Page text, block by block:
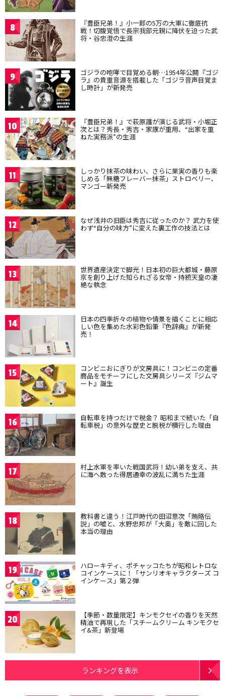
8 『豊臣兄弟！』小一郎の5万の大軍に徹底抗
戦！切腹覚悟で長宗我部元親に降伏を迫った武
将・谷忠澄の生涯
9 ゴジラの咆哮で目覚める朝…1954年公開『ゴジ
ラ』の貴重音源を搭載した「ゴジラ音声目覚ま
し時計」が新発売
10 『豊臣兄弟！』で萩原護が演じる武将・小堀正
次とは？秀長・秀吉・家康が重用、“出家を重
ねた実務派”の生涯
11 しっかり抹茶の味わい、さらに果実の香りも楽
しめる「無糖フレーバー抹茶」ストロベリー、
マンゴー新発売
12 なぜ浅井の旧臣は秀吉に従ったのか？ 武力を使
わず“自分の味方”に変えた裏工作の技法とは
13 世界遺産決定で脚光！日本初の巨大都城・藤原
京を創り上げた知られざる女帝・持統天皇の凄
絶な執念
14 日本の四季折々の植物や情景を描くことに相応
しい色を集めた水彩色鉛筆『色辞典』が新発
売！
15 コンビニおにぎりが文房具に！コンビニの定番
商品をモチーフにした文房具シリーズ『ジムマ
ート』誕生
16 自転車を持つだけで税金？ 昭和まで続いた「自
転車税」の意外な歴史と脱税が横行した理由
17 村上水軍を率いた戦国武将！幼い弟を支え、共
に海へ散った得居通幸の波乱に満ちた生涯
18 教科書と違う！江戸時代の田沼意次「賄賂伝
説」の嘘と、水野忠邦が「大奥」を敵に回した
本当の理由
19 ハローキティ、ポチャッコたちが昭和レトロな
コインケースに！「サンリオキャラクターズ コ
インケース」第２弾
20 【季節・数量限定】キンモクセイの香りを天然
精油で再現した「スチームクリーム キンモクセ
イ&茶」新登場
ランキングを表示